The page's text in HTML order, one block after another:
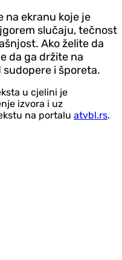
na ekranu koje je
slučaju, tečnost
Ako želite da
da ga držite na
i šporeta.
u cjelini je
izvora i uz
na portalu atvbl.rs.